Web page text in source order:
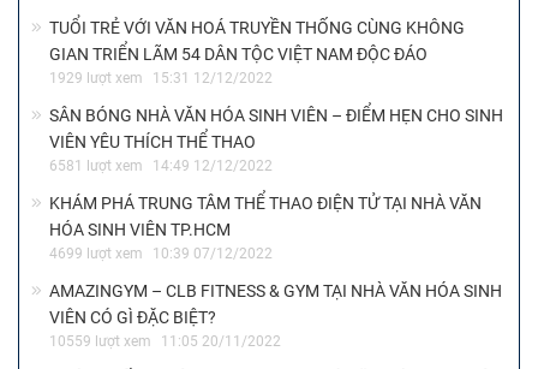
TUỔI TRẺ VỚI VĂN HOÁ TRUYỀN THỐNG CÙNG KHÔNG
GIAN TRIỂN LÃM 54 DÂN TỘC VIỆT NAM ĐỘC ĐÁO
1929 lượt xem 15:31 12/12/2022
SÂN BÓNG NHÀ VĂN HÓA SINH VIÊN – ĐIỂM HẸN CHO SINH
VIÊN YÊU THÍCH THỂ THAO
6581 lượt xem 14:49 12/12/2022
KHÁM PHÁ TRUNG TÂM THỂ THAO ĐIỆN TỬ TẠI NHÀ VĂN
HÓA SINH VIÊN TP.HCM
4699 lượt xem 10:39 07/12/2022
AMAZINGYM – CLB FITNESS & GYM TẠI NHÀ VĂN HÓA SINH
VIÊN CÓ GÌ ĐẶC BIỆT?
10559 lượt xem 11:05 20/11/2022